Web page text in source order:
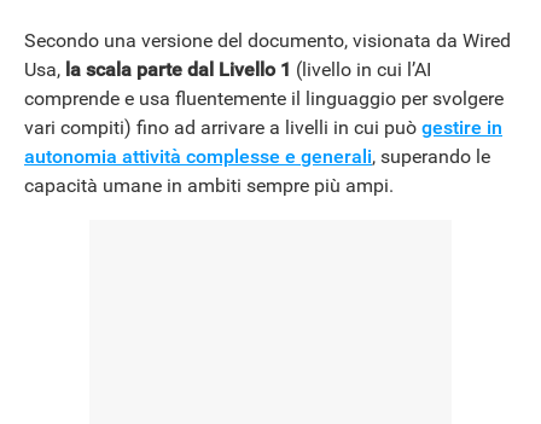
Secondo una versione del documento, visionata da Wired
Usa, la scala parte dal Livello 1 (livello in cui l’AI
comprende e usa fluentemente il linguaggio per svolgere
vari compiti) fino ad arrivare a livelli in cui può gestire in
autonomia attività complesse e generali, superando le
capacità umane in ambiti sempre più ampi.